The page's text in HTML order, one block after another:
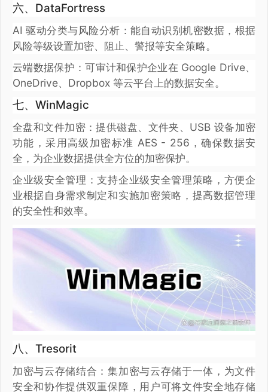
六、DataFortress
AI 驱动分类与风险分析：能自动识别机密数据，根据
风险等级设置加密、阻止、警报等安全策略。
云端数据保护：可审计和保护企业在 Google Drive、
OneDrive、Dropbox 等云平台上的数据安全。
七、WinMagic
全盘和文件加密：提供磁盘、文件夹、USB 设备加密
功能，采用高级加密标准 AES - 256，确保数据安
全，为企业数据提供全方位的加密保护。
企业级安全管理：支持企业级安全管理策略，方便企
业根据自身需求制定和实施加密策略，提高数据管理
的安全性和效率。
八、Tresorit
加密与云存储结合：集加密与云存储于一体，为文件
安全和协作提供双重保障，用户可将文件安全地存储